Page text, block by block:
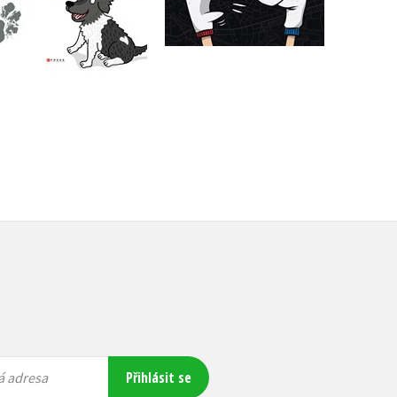
Do košíku
449 Kč
359 Kč
Do košíku
249 Kč
199 Kč
adresa Přihlásit se